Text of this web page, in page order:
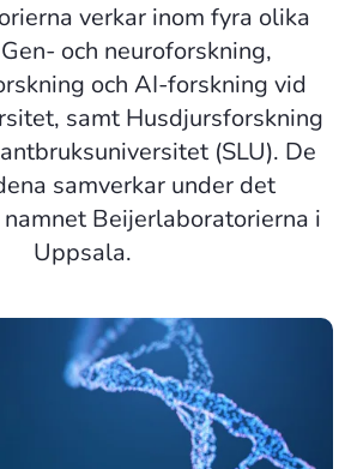
verkar inom fyra olika
och neuroforskning,
och AI-forskning vid
samt Husdjursforskning
(SLU). De
samverkar under det
Beijerlaboratorierna i
Uppsala.